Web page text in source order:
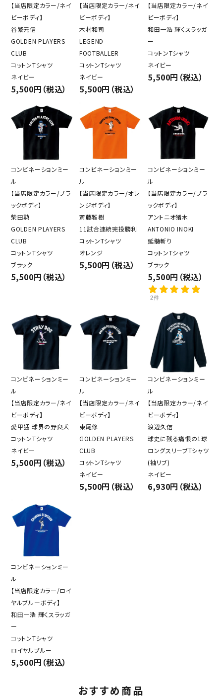
【当店限定カラー/ネイ
ビーボディ】
谷繁元信
GOLDEN PLAYERS
CLUB
コットンTシャツ
ネイビー
5,500円（税込）
【当店限定カラー/ネイ
ビーボディ】
木村和司
LEGEND
FOOTBALLER
コットンTシャツ
ネイビー
5,500円（税込）
【当店限定カラー/ネイ
ビーボディ】
和田一浩 輝くスラッガ
ー
コットンTシャツ
ネイビー
5,500円（税込）
コンビネーションミー
ル
【当店限定カラー/ブラ
ックボディ】
柴田勲
GOLDEN PLAYERS
CLUB
コットンTシャツ
ブラック
5,500円（税込）
コンビネーションミー
ル
【当店限定カラー/オレ
ンジボディ】
斎藤雅樹
11試合連続完投勝利
コットンTシャツ
オレンジ
5,500円（税込）
コンビネーションミー
ル
【当店限定カラー/ブラ
ックボディ】
アントニオ猪木
ANTONIO INOKI
延髄斬り
コットンTシャツ
ブラック
5,500円（税込）
2件
コンビネーションミー
ル
【当店限定カラー/ネイ
ビーボディ】
愛甲猛 球界の野良犬
コットンTシャツ
ネイビー
5,500円（税込）
コンビネーションミー
ル
【当店限定カラー/ネイ
ビーボディ】
東尾修
GOLDEN PLAYERS
CLUB
コットンTシャツ
ネイビー
5,500円（税込）
コンビネーションミー
ル
【当店限定カラー/ネイ
ビーボディ】
渡辺久信
球史に残る痛恨の1球
ロングスリーブTシャツ
(袖リブ)
ネイビー
6,930円（税込）
コンビネーションミー
ル
【当店限定カラー/ロイ
ヤルブルーボディ】
和田一浩 輝くスラッガ
ー
コットンTシャツ
ロイヤルブルー
5,500円（税込）
おすすめ商品